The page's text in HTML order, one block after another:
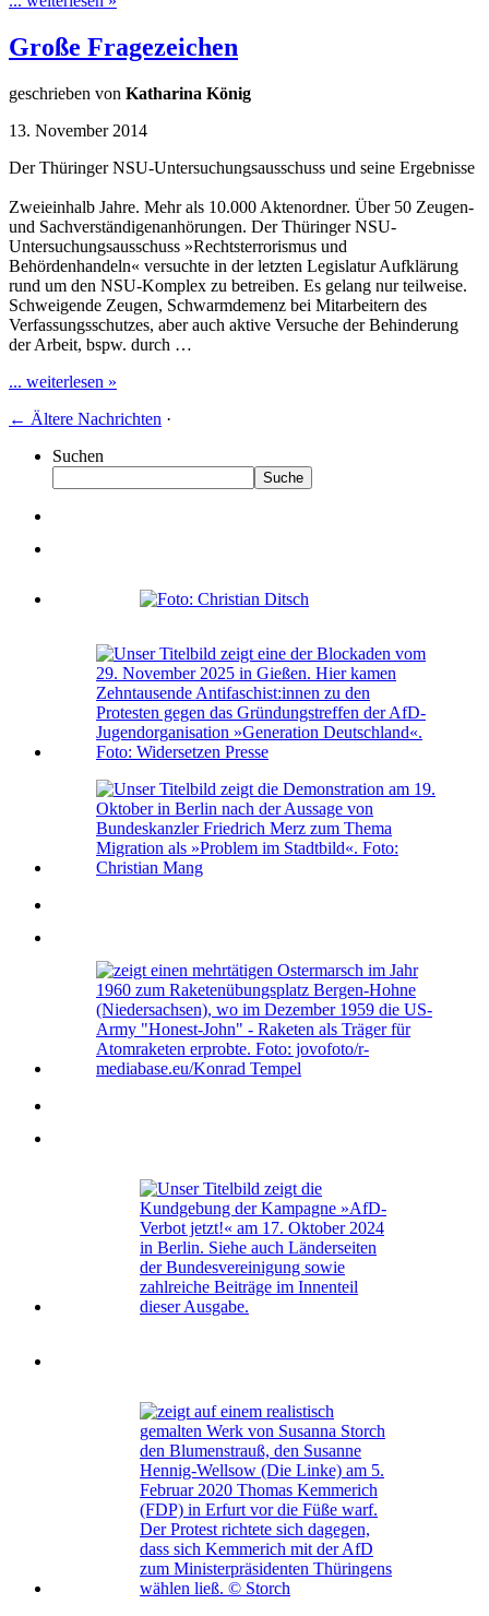
Große Fragezeichen
geschrieben von Katharina König
13. November 2014
Der Thüringer NSU-Untersuchungsausschuss und seine Ergebnisse
Zweieinhalb Jahre. Mehr als 10.000 Aktenordner. Über 50 Zeugen-
und Sachverständigenanhörungen. Der Thüringer NSU-
Untersuchungsausschuss »Rechtsterrorismus und
Behördenhandeln« versuchte in der letzten Legislatur Aufklärung
rund um den NSU-Komplex zu betreiben. Es gelang nur teilweise.
Schweigende Zeugen, Schwarmdemenz bei Mitarbeitern des
Verfassungsschutzes, aber auch aktive Versuche der Behinderung
der Arbeit, bspw. durch …
... weiterlesen »
← Ältere Nachrichten ·
Suchen
Suche